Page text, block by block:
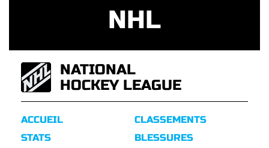
NHL
NATIONAL
HOCKEY LEAGUE
ACCUEIL
STATS
CLASSEMENTS
BLESSURES